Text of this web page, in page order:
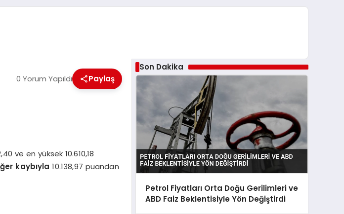
0 Yorum Yapıldı Paylaş
ve en yüksek 10.610,18
kaybıyla 10.138,97 puandan
Son Dakika
Petrol Fiyatları Orta Doğu Gerilimleri ve
ABD Faiz Beklentisiyle Yön Değiştirdi